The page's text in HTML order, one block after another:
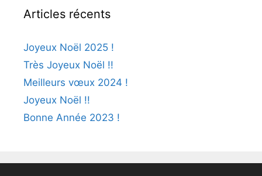
Articles récents
Joyeux Noël 2025 !
Très Joyeux Noël !!
Meilleurs vœux 2024 !
Joyeux Noël !!
Bonne Année 2023 !